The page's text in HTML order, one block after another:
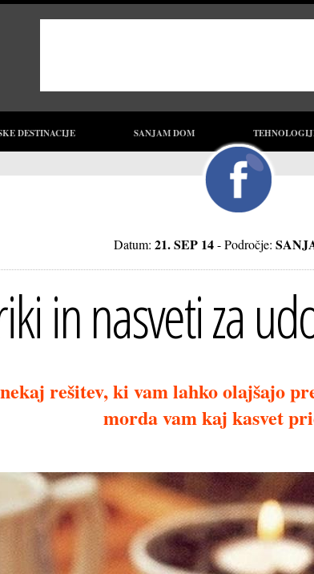
DESTINACIJE SANJAM DOM
Datum: 21. SEP 14- Področje:
in nasveti za
rešitev, ki vam lahko olajšajo
morda vam kaj kasvet